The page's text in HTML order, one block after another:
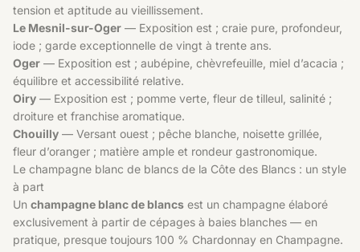
tension et aptitude au vieillissement.
Le Mesnil-sur-Oger — Exposition est ; craie pure, profondeur,
iode ; garde exceptionnelle de vingt à trente ans.
Oger — Exposition est ; aubépine, chèvrefeuille, miel d’acacia ;
équilibre et accessibilité relative.
Oiry — Exposition est ; pomme verte, fleur de tilleul, salinité ;
droiture et franchise aromatique.
Chouilly — Versant ouest ; pêche blanche, noisette grillée,
fleur d’oranger ; matière ample et rondeur gastronomique.
Le champagne blanc de blancs de la Côte des Blancs : un style
à part
Un champagne blanc de blancs est un champagne élaboré
exclusivement à partir de cépages à baies blanches — en
pratique, presque toujours 100 % Chardonnay en Champagne.